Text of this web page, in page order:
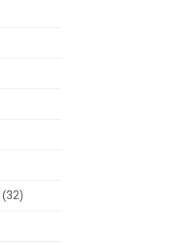
(32)